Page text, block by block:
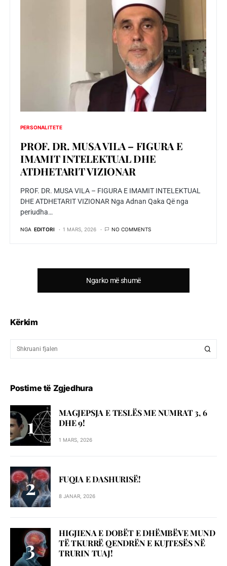
PERSONALITETE
PROF. DR. MUSA VILA – FIGURA E
IMAMIT INTELEKTUAL DHE
ATDHETARIT VIZIONAR
PROF. DR. MUSA VILA – FIGURA E IMAMIT INTELEKTUAL
DHE ATDHETARIT VIZIONAR Nga Adnan Qaka Që nga
periudha…
NGA EDITORI 1 MARS, 2026 NO COMMENTS
Ngarko më shumë
Kërkim
Postime të Zgjedhura
MAGJEPSJA E TESLËS ME NUMRAT 3, 6
DHE 9!
1 MARS, 2026
FUQIA E DASHURISË!
8 JANAR, 2026
HIGJIENA E DOBËT E DHËMBËVE MUND
TË TKURRË QENDRËN E KUJTESËS NË
TRURIN TUAJ!